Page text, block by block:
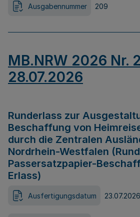
Ausgabennummer 209
MB.NRW 2026 Nr.
28.07.2026
Runderlass zur
Beschaffung von
durch die Zentralen
Nordrhein-Westfalen
Passersatzpapier-
Erlass)
Ausfertigungsdatum 23.07.2026